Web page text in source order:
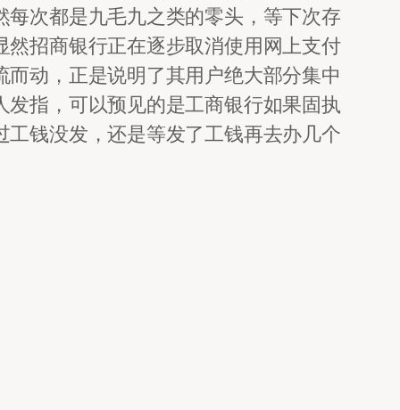
次都是九毛九之类的零头，等下次存
招商银行正在逐步取消使用网上支付
动，正是说明了其用户绝大部分集中
指，可以预见的是工商银行如果固执
钱没发，还是等发了工钱再去办几个